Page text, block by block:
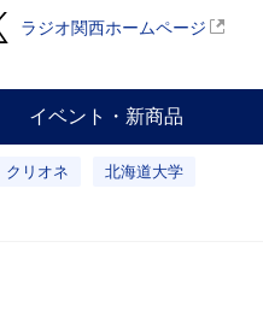
ラジオ関西ホームページ
イベント・新商品
クリオネ 北海道大学